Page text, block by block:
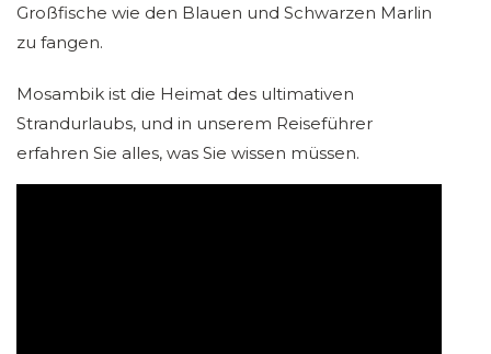
Großfische wie den Blauen und Schwarzen Marlin
zu fangen.
Mosambik ist die Heimat des ultimativen
Strandurlaubs, und in unserem Reiseführer
erfahren Sie alles, was Sie wissen müssen.